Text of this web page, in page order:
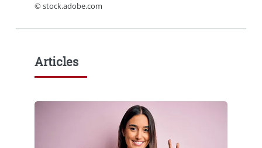
© stock.adobe.com
Articles